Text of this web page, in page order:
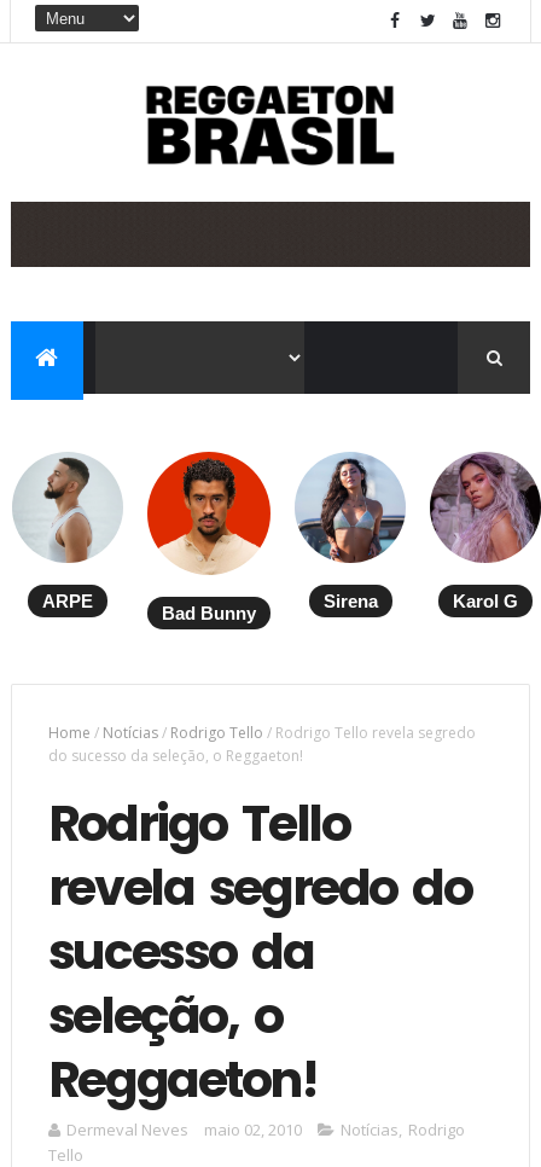
ARPE
Bad Bunny
Sirena Karol G
Home / Notícias/ Rodrigo Tello / Rodrigo Tello revela segredo
do sucesso da seleção, o Reggaeton!
Rodrigo Tello
revela segredo do
sucesso da
seleção, o
Reggaeton!
Dermeval Neves maio 02, 2010 Notícias, Rodrigo
Tello